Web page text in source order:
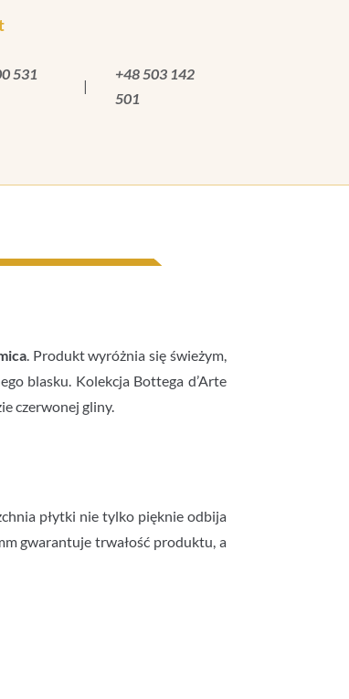
531
|
+48 503 142
501
. Produkt wyróżnia się świeżym,
blasku. Kolekcja Bottega d’Arte
czerwonej gliny.
płytki nie tylko pięknie odbija
gwarantuje trwałość produktu, a